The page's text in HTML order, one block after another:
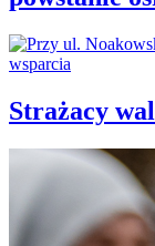
Strażacy